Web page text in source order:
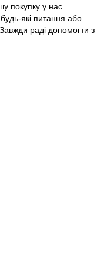
покупку у нас
які питання або
раді допомогти з